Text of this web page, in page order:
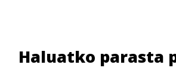
Haluatko parasta